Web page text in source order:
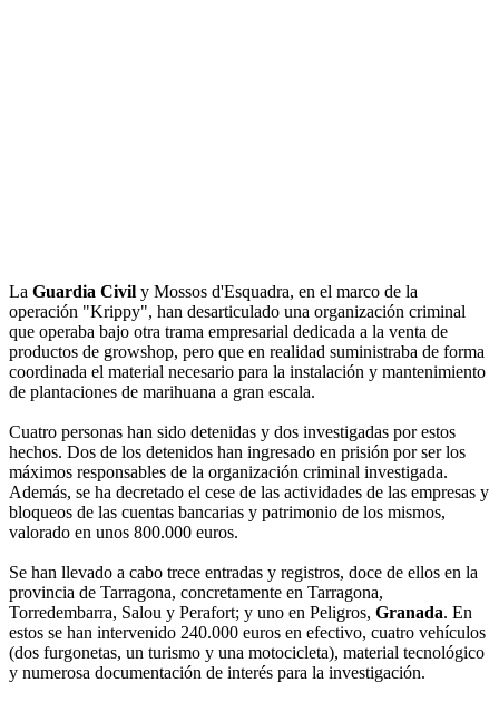
La Guardia Civil y Mossos d'Esquadra, en el marco de la
operación "Krippy", han desarticulado una organización criminal
que operaba bajo otra trama empresarial dedicada a la venta de
productos de growshop, pero que en realidad suministraba de forma
coordinada el material necesario para la instalación y mantenimiento
de plantaciones de marihuana a gran escala.
Cuatro personas han sido detenidas y dos investigadas por estos
hechos. Dos de los detenidos han ingresado en prisión por ser los
máximos responsables de la organización criminal investigada.
Además, se ha decretado el cese de las actividades de las empresas y
bloqueos de las cuentas bancarias y patrimonio de los mismos,
valorado en unos 800.000 euros.
Se han llevado a cabo trece entradas y registros, doce de ellos en la
provincia de Tarragona, concretamente en Tarragona,
Torredembarra, Salou y Perafort; y uno en Peligros, Granada. En
estos se han intervenido 240.000 euros en efectivo, cuatro vehículos
(dos furgonetas, un turismo y una motocicleta), material tecnológico
y numerosa documentación de interés para la investigación.